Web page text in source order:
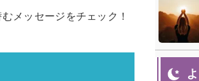
タロット
メッセージをチェック！